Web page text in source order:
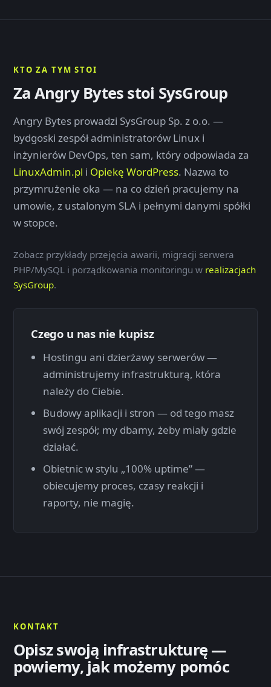
KTO ZA TYM STOI
Za Angry Bytes stoi SysGroup
Angry Bytes prowadzi SysGroup Sp. z o.o. —
bydgoski zespół administratorów Linux i
inżynierów DevOps, ten sam, który odpowiada za
LinuxAdmin.pl i Opiekę WordPress. Nazwa to
przymrużenie oka — na co dzień pracujemy na
umowie, z ustalonym SLA i pełnymi danymi spółki
w stopce.
Zobacz przykłady przejęcia awarii, migracji serwera
PHP/MySQL i porządkowania monitoringu w realizacjach
SysGroup.
Czego u nas nie kupisz
Hostingu ani dzierżawy serwerów —
administrujemy infrastrukturą, która
należy do Ciebie.
Budowy aplikacji i stron — od tego masz
swój zespół; my dbamy, żeby miały gdzie
działać.
Obietnic w stylu „100% uptime” —
obiecujemy proces, czasy reakcji i
raporty, nie magię.
KONTAKT
Opisz swoją infrastrukturę —
powiemy, jak możemy pomóc